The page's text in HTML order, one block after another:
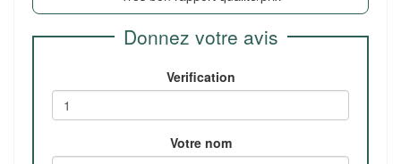
Donnez votre avis
Verification
Votre nom